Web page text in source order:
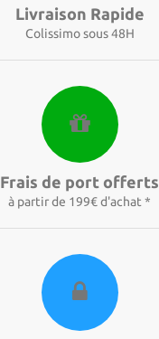
Livraison Rapide
Colissimo sous 48H
Frais de port offerts
à partir de 199€ d'achat *